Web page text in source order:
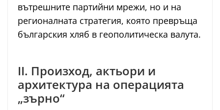
вътрешните партийни мрежи, но и на
регионалната стратегия, която превръща
българския хляб в геополитическа валута.
II. Произход, актьори и
архитектура на операцията
„зърно“